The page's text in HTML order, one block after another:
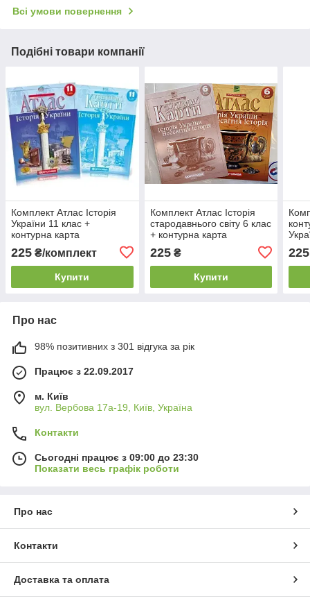
Всі умови повернення
Подібні товари компанії
Комплект Атлас Історія
України 11 клас +
контурна карта
225 ₴/комплект
Купити
Комплект Атлас Історія
стародавнього світу 6 клас
+ контурна карта
225₴
Купити
225
Про нас
98% позитивних з 301 відгука за рік
Працює з 22.09.2017
м. Київ
вул. Вербова 17а-19, Київ, Україна
Контакти
Сьогодні працює з 09:00 до 23:30
Показати весь графік роботи
Про нас
Контакти
Доставка та оплата